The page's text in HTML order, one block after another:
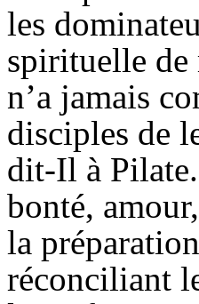
les
spirituelle de
n’a jamais
disciples de
dit-Il à
bonté,
la
réconciliant